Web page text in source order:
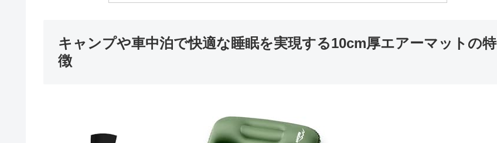
キャンプや車中泊で快適な睡眠を実現する10cm厚エアーマットの特
徴